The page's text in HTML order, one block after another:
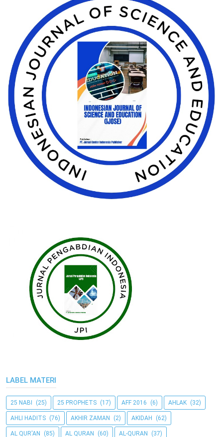
LABEL MATERI
25 NABI (25) 25 PROPHETS (17) AFF 2016 (6) AHLAK (32)
AHLI HADITS (76) AKHIR ZAMAN (2) AKIDAH (62)
AL QUR'AN (85) AL QURAN (60) AL-QURAN (37)